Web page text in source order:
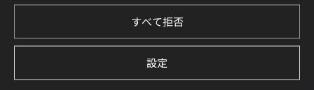
すべて拒否
設定